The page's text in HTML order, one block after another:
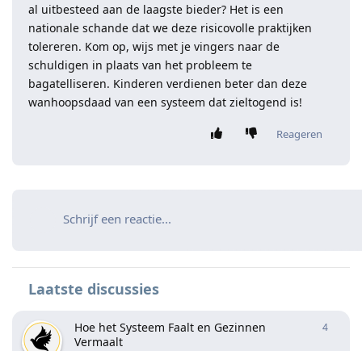
al uitbesteed aan de laagste bieder? Het is een
nationale schande dat we deze risicovolle praktijken
tolereren. Kom op, wijs met je vingers naar de
schuldigen in plaats van het probleem te
bagatelliseren. Kinderen verdienen beter dan deze
wanhoopsdaad van een systeem dat zieltogend is!
Reageren
Schrijf een reactie...
Laatste discussies
Hoe het Systeem Faalt en Gezinnen
Vermaalt
4